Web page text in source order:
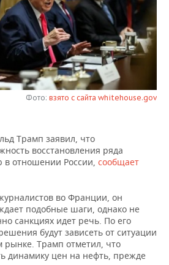
Фото: взято с сайта whitehouse.gov
Трамп заявил, что
восстановления ряда
в отношении России, сообщает
во Франции, он
подобные шаги, однако не
санкциях идет речь. По его
будут зависеть от ситуации
Трамп отметил, что
динамику цен на нефть, прежде